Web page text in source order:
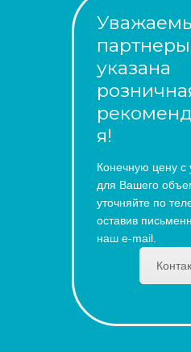
указана
я!
Конечную цену с
для Вашего
уточняйте по
оставив
наш e-mail.